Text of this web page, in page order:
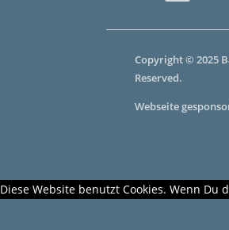
Copyright © 2025
Reserved.
Webseite
Diese Website benutzt Cookies. Wenn